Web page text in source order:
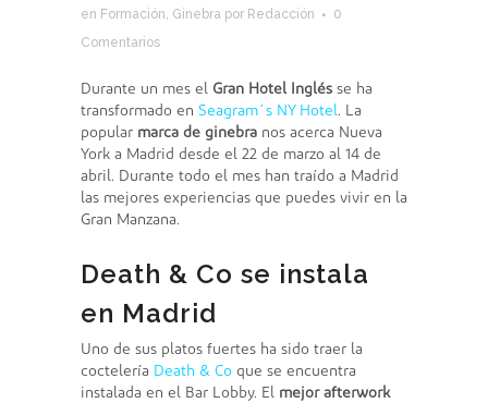
en Formación Ginebra por Redacción
0
Comentarios
Durante un mes el Gran Hotel Inglés se ha
transformado en Seagram´s NY Hotel. La
popular marca de ginebra nos acerca Nueva
York a Madrid desde el 22 de marzo al 14 de
abril. Durante todo el mes han traído a Madrid
las mejores experiencias que puedes vivir en la
Gran Manzana.
Death & Co se instala
en Madrid
Uno de sus platos fuertes ha sido traer la
coctelería Death & Co que se encuentra
instalada en el Bar Lobby. El mejor afterwork